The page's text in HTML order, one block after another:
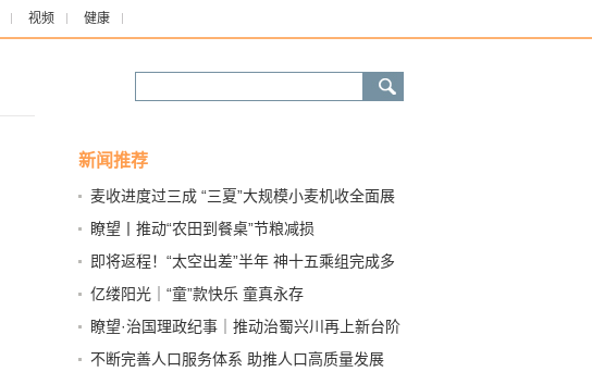
视频 健康
新闻推荐
麦收进度过三成 “三夏”大规模小麦机收全面展
开
瞭望丨推动“农田到餐桌”节粮减损
即将返程！“太空出差”半年 神十五乘组完成多
个“首次”
亿缕阳光｜“童”款快乐 童真永存
瞭望·治国理政纪事｜推动治蜀兴川再上新台阶
不断完善人口服务体系 助推人口高质量发展